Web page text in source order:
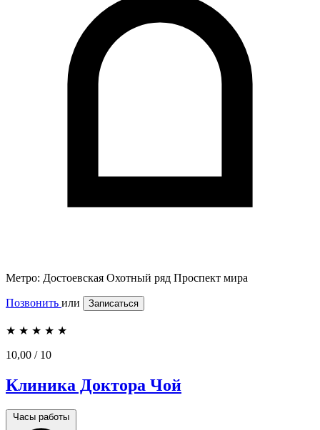
Метро: Достоевская Охотный ряд Проспект мира
Позвонить или Записаться
★ ★ ★ ★ ★
10,00 / 10
Клиника Доктора Чой
Часы работы